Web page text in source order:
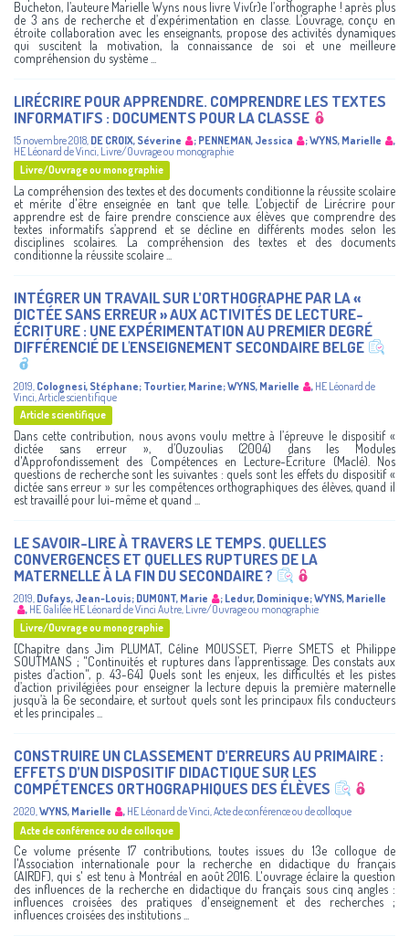
Bucheton, l’auteure Marielle Wyns nous livre Viv(r)e l’orthographe ! après plus
de 3 ans de recherche et d’expérimentation en classe. L’ouvrage, conçu en
étroite collaboration avec les enseignants, propose des activités dynamiques
qui suscitent la motivation, la connaissance de soi et une meilleure
compréhension du système ...
LIRÉCRIRE POUR APPRENDRE. COMPRENDRE LES TEXTES
INFORMATIFS : DOCUMENTS POUR LA CLASSE
15 novembre 2018, DE CROIX, Séverine ; PENNEMAN, Jessica ;WYNS, Marielle
,
HE Léonard de Vinci, Livre/Ouvrage ou monographie
Livre/Ouvrage ou monographie
La compréhension des textes et des documents conditionne la réussite scolaire
et mérite d'être enseignée en tant que telle. L’objectif de Lirécrire pour
apprendre est de faire prendre conscience aux élèves que comprendre des
textes informatifs s’apprend et se décline en différents modes selon les
disciplines scolaires. La compréhension des textes et des documents
conditionne la réussite scolaire ...
INTÉGRER UN TRAVAIL SUR L’ORTHOGRAPHE PAR LA «
DICTÉE SANS ERREUR » AUX ACTIVITÉS DE LECTURE-
ÉCRITURE : UNE EXPÉRIMENTATION AU PREMIER DEGRÉ
DIFFÉRENCIÉ DE L'ENSEIGNEMENT SECONDAIRE BELGE
2019 Colognesi, Stéphane; Tourtier, Marine;WYNS, Marielle , HE Léonard de
Vinci Article scientifique
Article scientifique
Dans cette contribution, nous avons voulu mettre à l’épreuve le dispositif «
dictée sans erreur », d’Ouzoulias (2004) dans les Modules
d'Approfondissement des Compétences en Lecture-Écriture (Maclé). Nos
questions de recherche sont les suivantes : quels sont les effets du dispositif «
dictée sans erreur » sur les compétences orthographiques des élèves, quand il
est travaillé pour lui-même et quand ...
LE SAVOIR-LIRE À TRAVERS LE TEMPS. QUELLES
CONVERGENCES ET QUELLES RUPTURES DE LA
MATERNELLE À LA FIN DU SECONDAIRE ?
2019 Dufays, Jean-Louis; DUMONT, Marie ; Ledur, Dominique;WYNS, Marielle
, HE Galilée HE Léonard de Vinci Autre Livre/Ouvrage ou monographie
Livre/Ouvrage ou monographie
[Chapitre dans Jim PLUMAT, Céline MOUSSET, Pierre SMETS et Philippe
SOUTMANS ; "Continuités et ruptures dans l’apprentissage. Des constats aux
pistes d’action", p. 43-64] Quels sont les enjeux, les difficultés et les pistes
d’action privilégiées pour enseigner la lecture depuis la première maternelle
jusqu’à la 6e secondaire, et surtout quels sont les principaux fils conducteurs
et les principales ...
CONSTRUIRE UN CLASSEMENT D’ERREURS AU PRIMAIRE :
EFFETS D’UN DISPOSITIF DIDACTIQUE SUR LES
COMPÉTENCES ORTHOGRAPHIQUES DES ÉLÈVES
2020 WYNS, Marielle , HE Léonard de Vinci Acte de conférence ou de colloque
Acte de conférence ou de colloque
Ce volume présente 17 contributions, toutes issues du 13e colloque de
l'Association internationale pour la recherche en didactique du français
(AIRDF), qui s' est tenu à Montréal en août 2016. L'ouvrage éclaire la question
des influences de la recherche en didactique du français sous cinq angles :
influences croisées des pratiques d'enseignement et des recherches ;
influences croisées des institutions ...